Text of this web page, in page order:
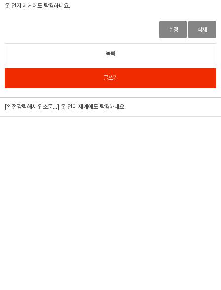
옷 먼지 제게에도 탁월하네요.
수정 삭제
목록
글쓰기
[완전강력해서 입소문...] 옷 먼지 제게에도 탁월하네요.